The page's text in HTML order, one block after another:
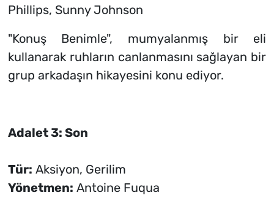
Phillips, Sunny Johnson
"Konuş Benimle", mumyalanmış bir eli
kullanarak ruhların canlanmasını sağlayan bir
grup arkadaşın hikayesini konu ediyor.
Adalet 3: Son
Tür: Aksiyon, Gerilim
Yönetmen: Antoine Fuqua